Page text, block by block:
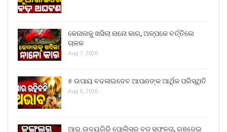
କେନାଲକୁ ଖସିଲା ନାନୋ କାର, ଅଳ୍ପକେ ବର୍ତ୍ତିଲେ
ଚାଳକ
Aug 7, 2026
୫ ଉପାୟ ବଦଳାଇଦେବ ଆପଣଙ୍କ ଆର୍ଥିକ ପରିସ୍ଥିତି
Aug 6, 2026
ଆର୍.ଉଦୟଗିରି ପୋଲିସର ବଡ଼ ସଫଳତା, ଗଞ୍ଜେଇ